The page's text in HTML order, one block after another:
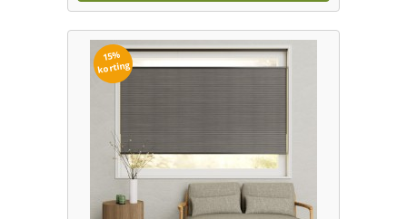
15%
korting